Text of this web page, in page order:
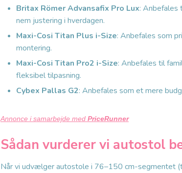
Britax Römer Advansafix Pro Lux: Anbefales
nem justering i hverdagen.
Maxi-Cosi Titan Plus i-Size: Anbefales som
montering.
Maxi-Cosi Titan Pro2 i-Size: Anbefales til
fleksibel tilpasning.
Cybex Pallas G2: Anbefales som et mere
Annonce i samarbejde med PriceRunner
Sådan vurderer vi autostol
Når vi udvælger autostole i 76–150 cm-segmentet